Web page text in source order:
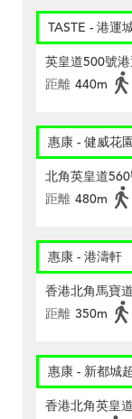
TASTE - 港運
英皇道500號
距離 440m
惠康 - 健威花園
北角英皇道
距離 480m
惠康 - 港濤軒
香港北角馬寶
距離 350m
惠康 - 新都城
香港北角英皇